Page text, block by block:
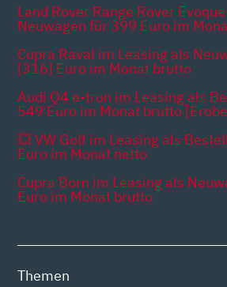
Land Rover Range Rover
Neuwagen für 399 Euro im
Cupra Raval im Leasing als
[316] Euro im Monat brutto
Audi Q4 e-tron im Leasing als
549 Euro im Monat brutto
💥 VW Golf im Leasing als
Euro im Monat netto
Cupra Born im Leasing als
Euro im Monat brutto
Themen